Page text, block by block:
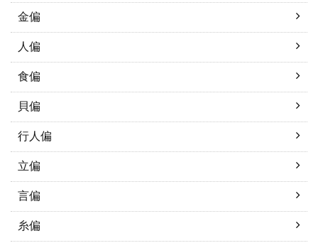
金偏
人偏
食偏
貝偏
行人偏
立偏
言偏
糸偏